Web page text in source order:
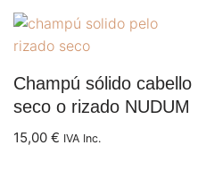
Champú sólido cabello
seco o rizado NUDUM
15,00 € IVA Inc.